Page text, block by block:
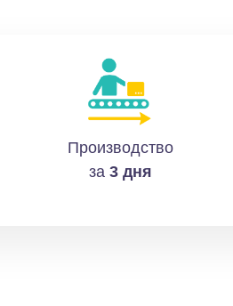
Производство
за 3 дня